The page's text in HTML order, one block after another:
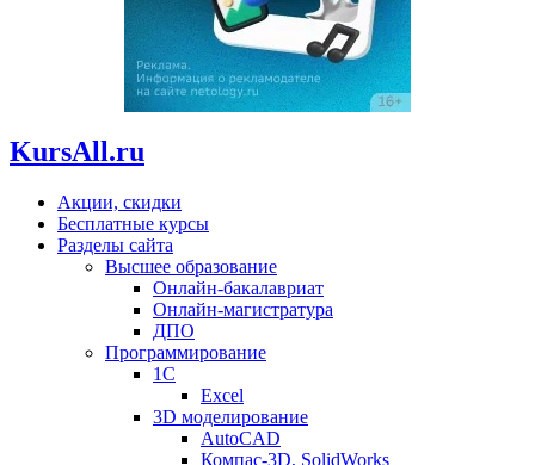
KursAll.ru
Акции, скидки
Бесплатные курсы
Разделы сайта
Высшее образование
Онлайн-бакалавриат
Онлайн-магистратура
ДПО
Программирование
1С
Excel
3D моделирование
AutoCAD
Компас-3D, SolidWorks